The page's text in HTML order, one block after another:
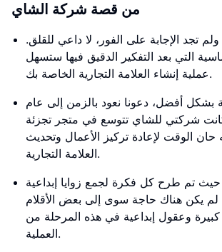
من قصة شركة الشاي
تجد الإجابة على الفور، لا داعي للقلق.
التي بعد التفكير الدقيق فيها ستسهل
عملية إنشاء العلامة التجارية الخاصة بك.
بشكل أفضل، دعونا نعود بالزمن إلى عام
كانت شركتي للشاي تتوسع في متجر تجزئة
حان الوقت لإعادة تركيز الأعمال وتحديث
العلامة التجارية.
حيث تم طرح كل فكرة لجمع زوايا إبداعية
لم يكن هناك حاجة سوى إلى بعض الأقلام
كبيرة وعقول إبداعية في هذه المرحلة من
العملية.